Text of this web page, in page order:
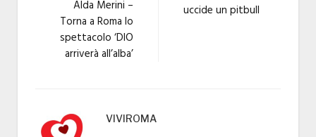
Alda Merini –
Torna a Roma lo
spettacolo ‘DIO
arriverà all’alba’
uccide un pitbull
VIVIROMA